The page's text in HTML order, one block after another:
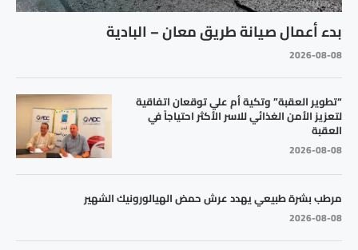
بدء أعمال صيانة طريق معان – البادية
2026-08-08
“تطوير العقبة” وتكية أم علي توقعان اتفاقية
لتعزيز الأمن الغذائي للاسر الأكثر احتياجاً في
العقبة
2026-08-08
مرطب بشرة طبيعي يهدد عرش حمض الهيالورونيك الشهير
2026-08-08